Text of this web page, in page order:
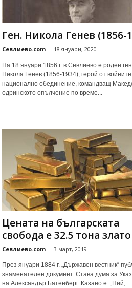
Ген. Никола Генев (1856-
Севлиево.com - 18 януари, 2020
На 18 януари 1856 г. в Севлиево е роден
Никола Генев (1856-1934), герой от
национално обединение, командващ
одринското опълчение по време...
Цената на българската
свобода е 32.5 тона злато
Севлиево.com - 3 март, 2019
През януари 1884 г. „Държавен вестник“
знаменателен документ. Става дума за
на Александър Батенберг. Казано е: „Ний,